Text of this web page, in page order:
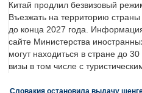
Китай продлил безвизовый
Въезжать на территорию страны
до конца 2027 года.
сайте Министерства
могут находиться в стране до
визы в том числе с
Словакия остановила выдачу